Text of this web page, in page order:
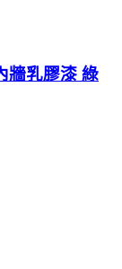
牆乳膠漆 綠